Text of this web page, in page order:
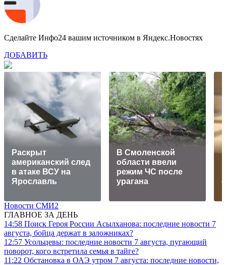
Сделайте Инфо24 вашим источником в Яндекс.Новостях
ДОБАВИТЬ
Раскрыт
американский след
в атаке ВСУ на
Ярославль
В Смоленской
области ввели
режим ЧС после
урагана
Новости СМИ2
ГЛАВНОЕ ЗА ДЕНЬ
14:58 Поиск Героя России Асылханова: последние новости 7
августа, бойца держат в заложниках?
12:57 Усольцевы: последние новости 7 августа, пугающий
поворот, кого встретила семья в тайге?
11:22 Обстановка в ОАЭ утром 7 августа: последние новости,